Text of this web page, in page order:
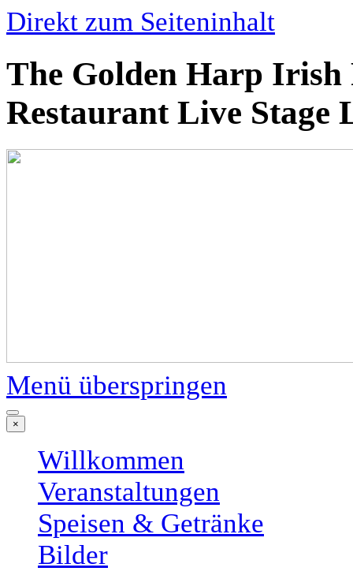
Direkt zum Seiteninhalt
The Golden Harp Irish
Restaurant Live Stage
Menü überspringen
×
Willkommen
Veranstaltungen
Speisen & Getränke
Bilder